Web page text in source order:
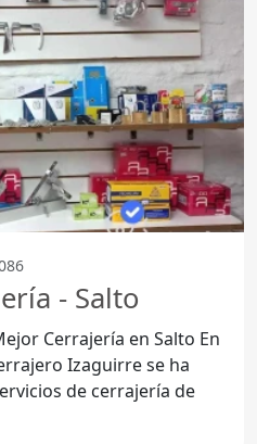
- Salto
Cerrajería en Salto En
Izaguirre se ha
de cerrajería de